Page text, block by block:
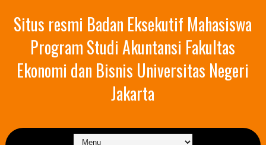
Situs resmi Badan Eksekutif Mahasiswa
Program Studi Akuntansi Fakultas
Ekonomi dan Bisnis Universitas Negeri
Jakarta